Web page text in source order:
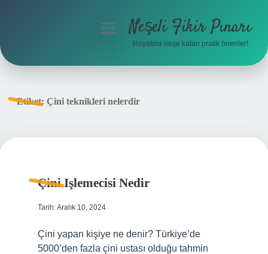
menüyüNeşeli Fikir Pınarı
Hayatına neşe katan pratik öneriler!
Etiket: Çini teknikleri nelerdir
Çini Işlemecisi Nedir
Tarih: Aralık 10, 2024
Çini yapan kişiye ne denir? Türkiye’de
5000’den fazla çini ustası olduğu tahmin